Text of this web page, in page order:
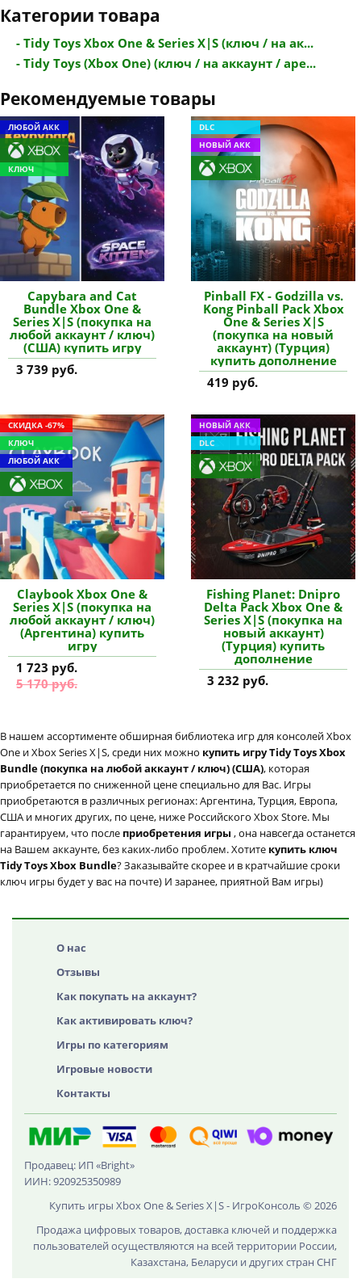
Категории товара
- Tidy Toys Xbox One & Series X|S (ключ / на ак...
- Tidy Toys (Xbox One) (ключ / на аккаунт / аре...
Рекомендуемые товары
ЛЮБОЙ АКК
КЛЮЧ
Capybara and Cat
Bundle Xbox One &
Series X|S (покупка на
любой аккаунт / ключ)
(США) купить игру
3 739 руб.
DLC
НОВЫЙ АКК
Pinball FX - Godzilla vs.
Kong Pinball Pack Xbox
One & Series X|S
(покупка на новый
аккаунт) (Турция)
купить дополнение
419 руб.
СКИДКА -67%
КЛЮЧ
ЛЮБОЙ АКК
Claybook Xbox One &
Series X|S (покупка на
любой аккаунт / ключ)
(Аргентина) купить
игру
1 723 руб.
5 170 руб.
НОВЫЙ АКК
DLC
Fishing Planet: Dnipro
Delta Pack Xbox One &
Series X|S (покупка на
новый аккаунт)
(Турция) купить
дополнение
3 232 руб.
В нашем ассортименте обширная библиотека игр для консолей Xbox
One и Xbox Series X|S, среди них можно купить игру Tidy Toys Xbox
Bundle (покупка на любой аккаунт / ключ) (США), которая
приобретается по сниженной цене специально для Вас. Игры
приобретаются в различных регионах: Аргентина, Турция, Европа,
США и многих других, по цене, ниже Российского Xbox Store. Мы
гарантируем, что после приобретения игры , она навсегда останется
на Вашем аккаунте, без каких-либо проблем. Хотите купить ключ
Tidy Toys Xbox Bundle? Заказывайте скорее и в кратчайшие сроки
ключ игры будет у вас на почте) И заранее, приятной Вам игры)
О нас
Отзывы
Как покупать на аккаунт?
Как активировать ключ?
Игры по категориям
Игровые новости
Контакты
Продавец: ИП «Bright»
ИИН: 920925350989
Купить игры Xbox One & Series X|S - ИгроКонсоль © 2026
Продажа цифровых товаров, доставка ключей и поддержка
пользователей осуществляются на всей территории России,
Казахстана, Беларуси и других стран СНГ